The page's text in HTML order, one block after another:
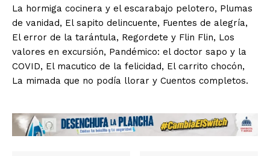
La hormiga cocinera y el escarabajo pelotero, Plumas
de vanidad, El sapito delincuente, Fuentes de alegría,
El error de la tarántula, Regordete y Flin Flin, Los
valores en excursión, Pandémico: el doctor sapo y la
COVID, El macutico de la felicidad, El carrito chocón,
La mimada que no podía llorar y Cuentos completos.